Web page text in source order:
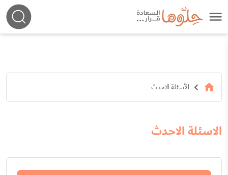
الأسئلة الاحدث
الاسئلة الاحدث